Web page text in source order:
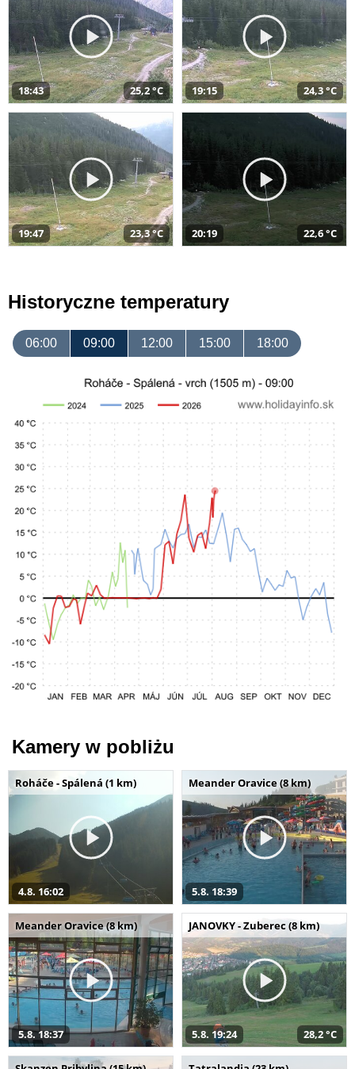
18:43 25,2 °C 19:15 24,3 °C
19:47 23,3 °C 20:19 22,6 °C
Historyczne temperatury
06:00 09:00 12:00 15:00 18:00
Kamery w pobliżu
Roháče - Spálená (1 km)
4.8. 16:02
Meander Oravice (8 km)
5.8. 18:39
Meander Oravice (8 km)
5.8. 18:37
JANOVKY - Zuberec (8 km)
5.8. 19:24 28,2 °C